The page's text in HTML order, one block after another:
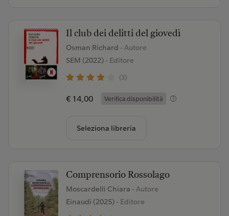
Il club dei delitti del giovedì
Osman Richard - Autore
SEM (2022)- Editore
(3)
€ 14,00 Verifica disponibilità
Seleziona libreria
Comprensorio Rossolago
Moscardelli Chiara - Autore
Einaudi (2025)- Editore